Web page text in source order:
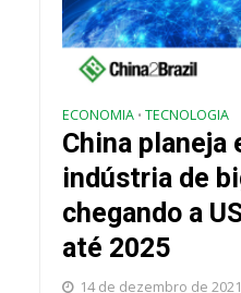
ECONOMIA • TECNOLOGIA
China planeja
indústria de
chegando a
até 2025
14 de dezembro de 2021